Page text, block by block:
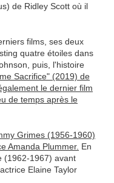
de Ridley Scott où il
films, ses deux
quatre étoiles dans
puis, l'histoire
Sacrifice" (2019) de
le dernier film
de temps après le
Grimes (1956-1960)
Amanda Plummer. En
(1962-1967) avant
Elaine Taylor